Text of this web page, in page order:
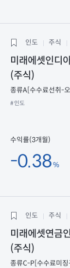
인도 주식
미래에셋인디
(주식)
종류A[수수료선취-오
#인도
수익률(3개월)
-0.38%
인도 주식
미래에셋연금
(주식)
종류C-P[수수료미